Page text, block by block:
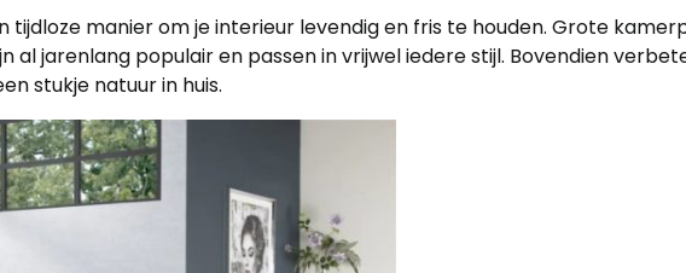
tijdloze manier om je interieur levendig en fris te houden. Grote
al jarenlang populair en passen in vrijwel iedere stijl. Bovendien
stukje natuur in huis.